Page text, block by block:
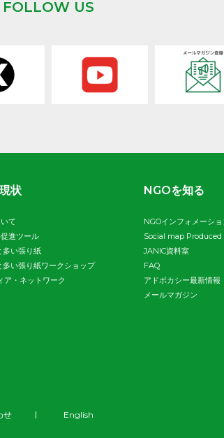
FOLLOW US
状
て
進ツール
多い張り紙
多い張り紙ワークショップ
ア・ネットワーク
NGOを知る
NGOインフォメーショ
Social map Produced
JANIC資料室
FAQ
アドボカシー最新情報
メールマガジン
せ English